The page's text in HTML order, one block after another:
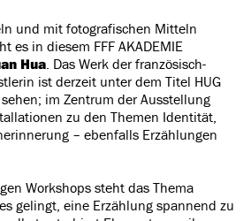
und mit fotografischen Mitteln
es in diesem FFF AKADEMIE
Hua . Das Werk der französisch-
ist derzeit unter dem Titel HUG
sehen; im Zentrum der Ausstellung
zu den Themen Identität,
– ebenfalls Erzählungen
Workshops steht das Thema
gelingt, eine Erzählung spannend zu